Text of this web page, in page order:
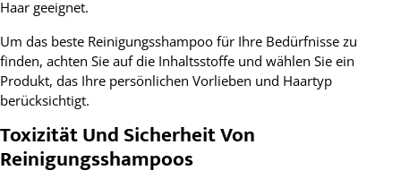
Haar geeignet.
Um das beste Reinigungsshampoo für Ihre Bedürfnisse zu
finden, achten Sie auf die Inhaltsstoffe und wählen Sie ein
Produkt, das Ihre persönlichen Vorlieben und Haartyp
berücksichtigt.
Toxizität Und Sicherheit Von
Reinigungsshampoos